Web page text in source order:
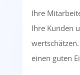
Ihre
Ihre Kunden
einen guten